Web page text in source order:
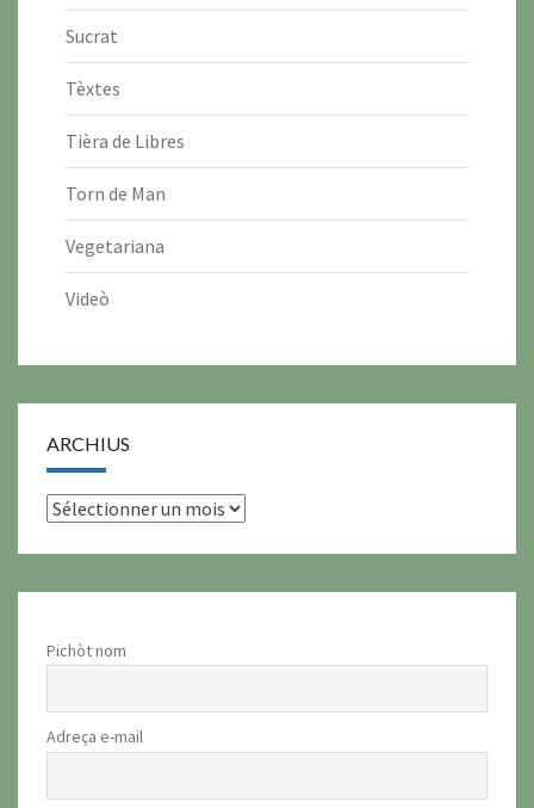
Sucrat
Tèxtes
Tièra de Libres
Torn de Man
Vegetariana
Videò
ARCHIUS
archius
Pichòt nom
Adreça e-mail